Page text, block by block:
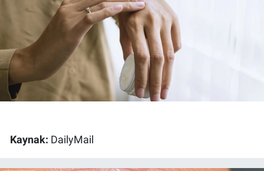
Kaynak: DailyMail
Eğlence
Ekonomi
Forum
Gerçeğin İzinde